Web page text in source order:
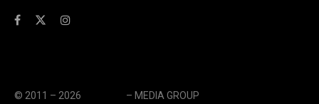
© 2011 – 2026 – MEDIA GROUP